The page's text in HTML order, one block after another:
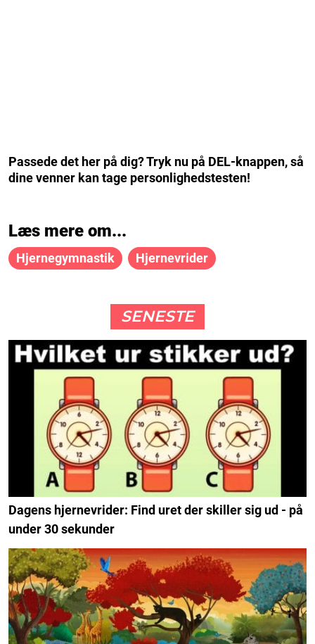
Passede det her på dig? Tryk nu på DEL-knappen, så
dine venner kan tage personlighedstesten!
Læs mere om...
Hjernegymnastik Hjernevrider
SENESTE
Dagens hjernevrider: Find uret der skiller sig ud - på
under 30 sekunder